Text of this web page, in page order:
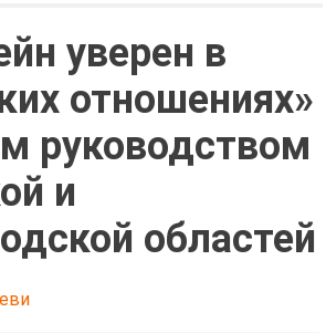
уверен в
отношениях»
руководством
и
областей